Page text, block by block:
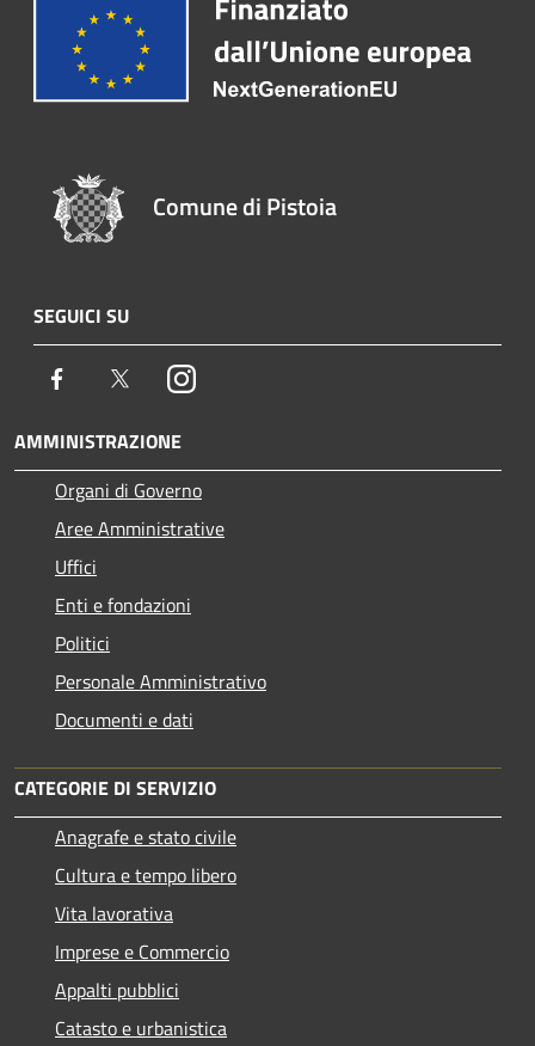
Comune di Pistoia
SEGUICI SU
Facebook TwitterInstagram
AMMINISTRAZIONE
Organi di Governo
Aree Amministrative
Uffici
Enti e fondazioni
Politici
Personale Amministrativo
Documenti e dati
CATEGORIE DI SERVIZIO
Anagrafe e stato civile
Cultura e tempo libero
Vita lavorativa
Imprese e Commercio
Appalti pubblici
Catasto e urbanistica